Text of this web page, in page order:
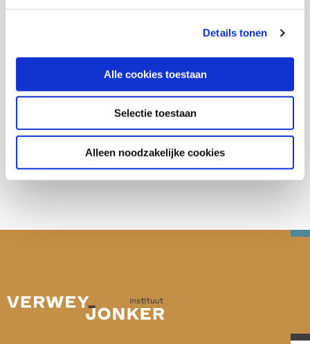
Details tonen
Alle cookies toestaan
Selectie toestaan
Alleen noodzakelijke cookies
Thema's
Deel deze publicatie op: